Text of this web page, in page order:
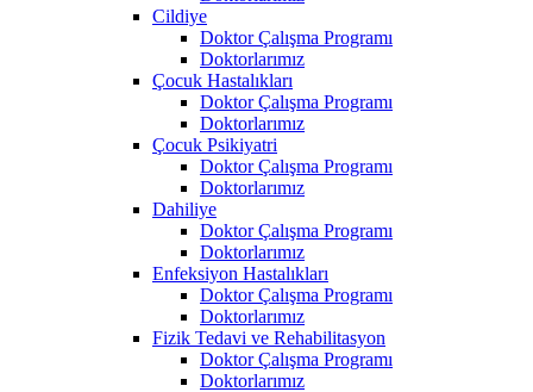
Cildiye
Doktor Çalışma Programı
Doktorlarımız
Çocuk Hastalıkları
Doktor Çalışma Programı
Doktorlarımız
Çocuk Psikiyatri
Doktor Çalışma Programı
Doktorlarımız
Dahiliye
Doktor Çalışma Programı
Doktorlarımız
Enfeksiyon Hastalıkları
Doktor Çalışma Programı
Doktorlarımız
Fizik Tedavi ve Rehabilitasyon
Doktor Çalışma Programı
Doktorlarımız